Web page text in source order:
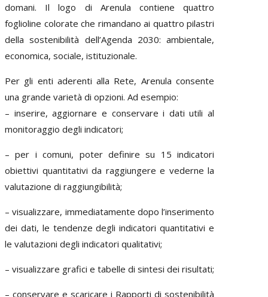
domani. Il logo di Arenula contiene quattro
foglioline colorate che rimandano ai quattro pilastri
della sostenibilità dell’Agenda 2030: ambientale,
economica, sociale, istituzionale.
Per gli enti aderenti alla Rete, Arenula consente
una grande varietà di opzioni. Ad esempio:
– inserire, aggiornare e conservare i dati utili al
monitoraggio degli indicatori;
– per i comuni, poter definire su 15 indicatori
obiettivi quantitativi da raggiungere e vederne la
valutazione di raggiungibilità;
– visualizzare, immediatamente dopo l’inserimento
dei dati, le tendenze degli indicatori quantitativi e
le valutazioni degli indicatori qualitativi;
– visualizzare grafici e tabelle di sintesi dei risultati;
– conservare e scaricare i Rapporti di sostenibilità